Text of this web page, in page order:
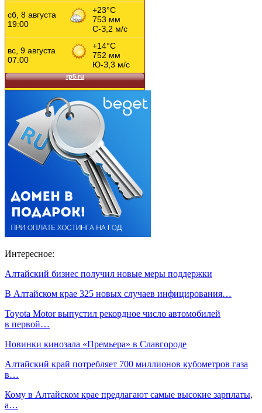
Интересное:
Алтайский бизнес получил новые меры поддержки
В Алтайском крае 325 новых случаев инфицирования…
Toyota Motor выпустил рекордное число автомобилей
в первой…
Новинки кинозала «Премьера» в Славгороде
Алтайский край потребляет 700 миллионов кубометров газа
в…
Кому в Алтайском крае предлагают самые высокие зарплаты,
а…